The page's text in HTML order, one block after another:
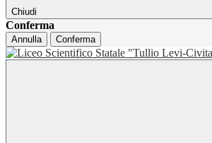
Chiudi
Conferma
Annulla Conferma